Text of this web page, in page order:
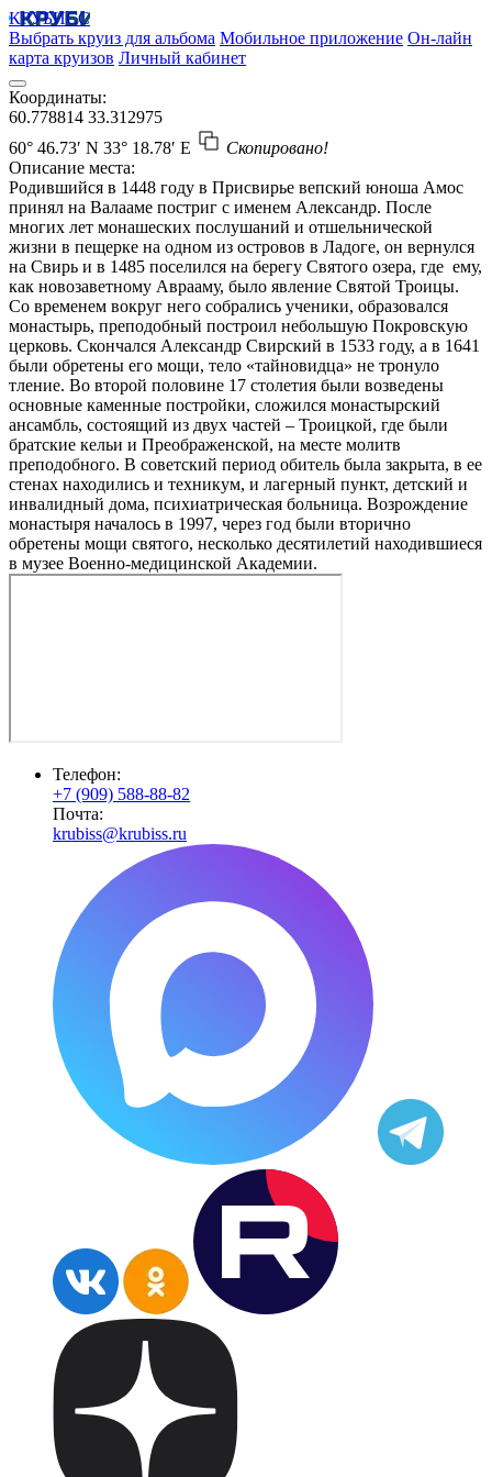
КРУБИСС
Выбрать круиз для альбома Мобильное приложение Он-лайн
карта круизов Личный кабинет
Координаты:
60.778814 33.312975
60° 46.73′ N 33° 18.78′ E
Скопировано!
Описание места:
Родившийся в 1448 году в Присвирье вепский юноша Амос
принял на Валааме постриг с именем Александр. После
многих лет монашеских послушаний и отшельнической
жизни в пещерке на одном из островов в Ладоге, он вернулся
на Свирь и в 1485 поселился на берегу Святого озера, где ему,
как новозаветному Аврааму, было явление Святой Троицы.
Со временем вокруг него собрались ученики, образовался
монастырь, преподобный построил небольшую Покровскую
церковь. Скончался Александр Свирский в 1533 году, а в 1641
были обретены его мощи, тело «тайновидца» не тронуло
тление. Во второй половине 17 столетия были возведены
основные каменные постройки, сложился монастырский
ансамбль, состоящий из двух частей – Троицкой, где были
братские кельи и Преображенской, на месте молитв
преподобного. В советский период обитель была закрыта, в ее
стенах находились и техникум, и лагерный пункт, детский и
инвалидный дома, психиатрическая больница. Возрождение
монастыря началось в 1997, через год были вторично
обретены мощи святого, несколько десятилетий находившиеся
в музее Военно-медицинской Академии.
Телефон:
+7 (909) 588-88-82
Почта:
krubiss@krubiss.ru